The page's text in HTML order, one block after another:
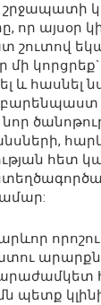
շրջապատի
որ այսօր
շուտով
մի
և
նոր
հետ
պետք